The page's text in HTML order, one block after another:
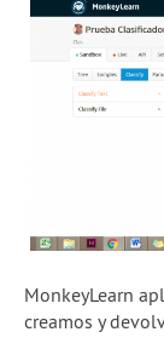
MonkeyLearn
creamos y